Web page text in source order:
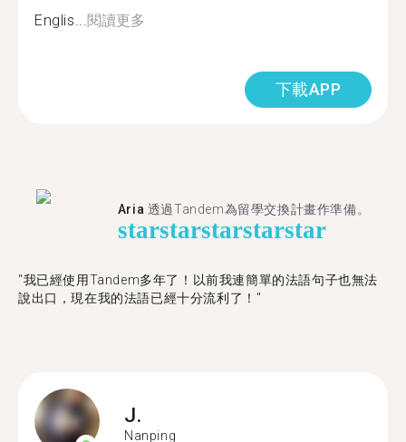
Englis...閱讀更多
下載APP
Aria 透過Tandem為留學交換計畫作準備。
starstarstarstarstar
"我已經使用Tandem多年了！以前我連簡單的法語句子也無法
說出口，現在我的法語已經十分流利了！"
J.
Nanping